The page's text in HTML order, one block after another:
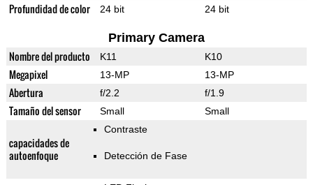
Profundidad de color 24 bit 24 bit
Primary Camera
Nombre del producto K11 K10
Megapixel 13-MP 13-MP
Abertura f/2.2 f/1.9
Tamaño del sensor Small Small
capacidades de
autoenfoque
Contraste
Detección de Fase